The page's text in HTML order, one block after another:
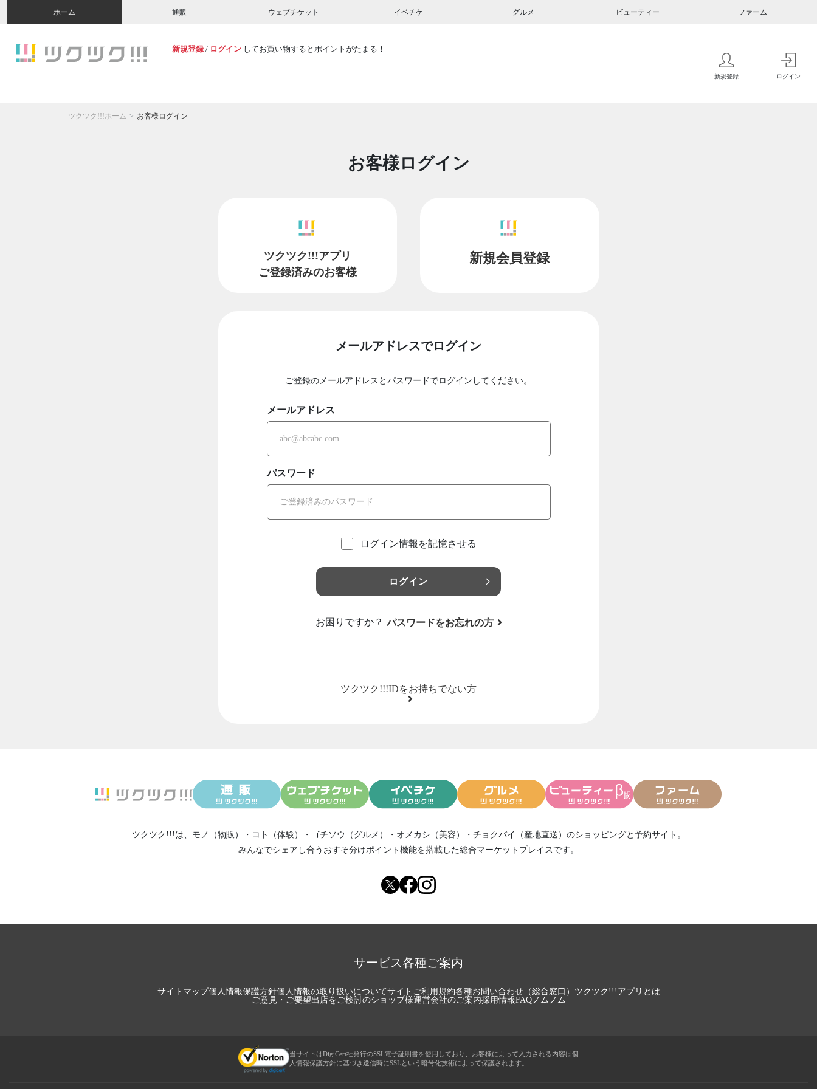
ホーム 通販 ウェブチケット イベチケ グルメ ビューティー ファーム
新規登録 / ログイン してお買い物するとポイントがたまる！
新規登録 ログイン
ツクツク!!!ホーム お客様ログイン
お客様ログイン
ツクツク!!!アプリ
ご登録済みのお客様
新規会員登録
メールアドレスでログイン
ご登録のメールアドレスとパスワードでログインしてください。
メールアドレス
パスワード
ログイン情報を記憶させる
ログイン
お困りですか？ パスワードをお忘れの方
ツクツク!!!IDをお持ちでない方
ツクツク!!!は、 モノ（物販） ・ コト（体験） ・ ゴチソウ（グルメ） ・ オメカシ（美容） ・ チョクバイ（産地直送） のショッピングと予約サイト。
みんなでシェアし合う おすそ分けポイント機能を搭載した総合マーケットプレイスです。
サービス各種ご案内
サイトマップ個人情報保護方針個人情報の取り扱いについてサイトご利用規約各種お問い合わせ（総合窓口） ツクツク!!!アプリとは
ご意見・ご要望出店をご検討のショップ様運営会社のご案内採用情報FAQノムノム
当サイトはDigiCert社発行のSSL電子証明書を使用しており、お客様によって入力される内容は個
人情報保護方針に基づき送信時にSSLという暗号化技術によって保護されます。